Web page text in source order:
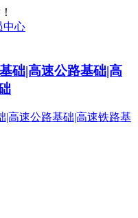
中心
础|高速公路基础|高